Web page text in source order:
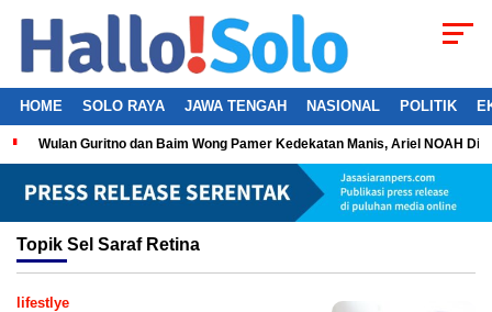
HOME SOLO RAYA JAWA TENGAH NASIONAL POLITIK
Wulan Guritno dan Baim Wong Pamer Kedekatan Manis, Ariel NOAH
Topik Sel Saraf Retina
lifestlye